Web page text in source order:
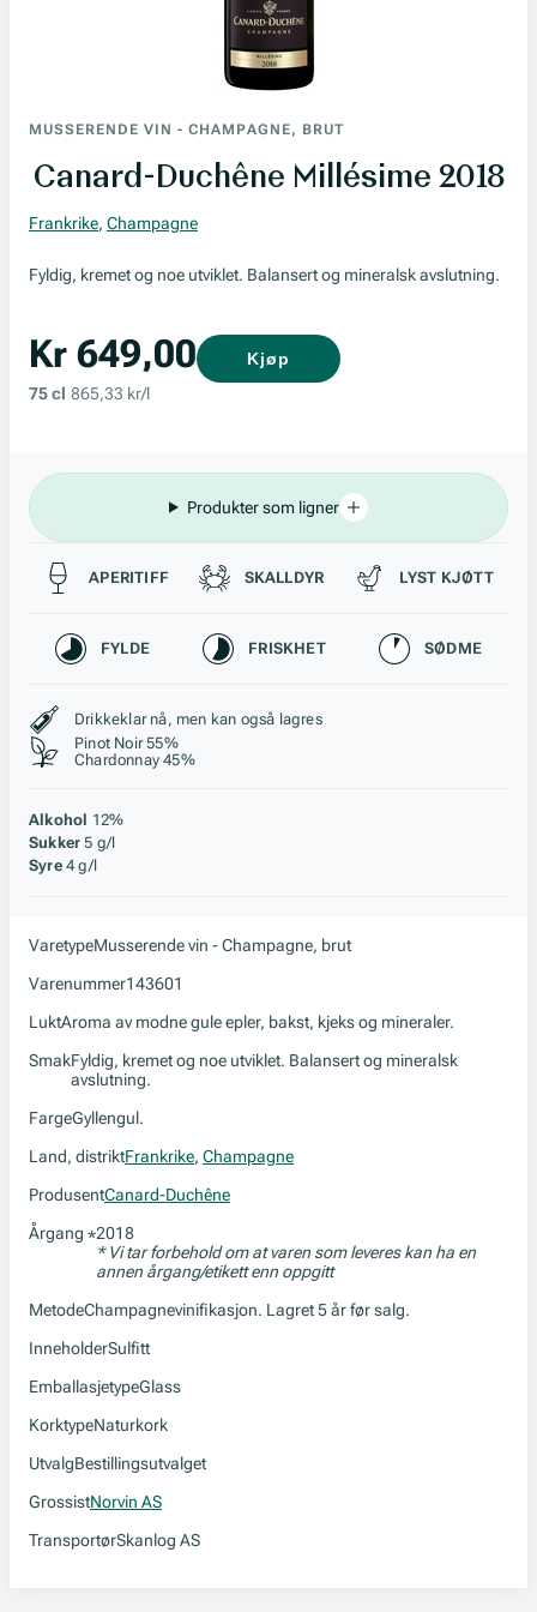
MUSSERENDE VIN - CHAMPAGNE, BRUT
Canard-Duchêne Millésime 2018
Frankrike, Champagne
Fyldig, kremet og noe utviklet. Balansert og mineralsk avslutning.
Kr 649,00
75 cl 865,33 kr/l
Kjøp
Produkter som ligner
Passer til
APERITIFF SKALLDYR LYST KJØTT
Karakteristikk
FYLDE FRISKHET SØDME
Stil, lagring og råstoff
Drikkeklar nå, men kan også lagres
Pinot Noir 55%
Chardonnay 45%
Alkohol 12%
Sukker 5 g/l
Syre 4 g/l
VaretypeMusserende vin - Champagne, brut
Varenummer143601
LuktAroma av modne gule epler, bakst, kjeks og mineraler.
SmakFyldig, kremet og noe utviklet. Balansert og mineralsk
avslutning.
FargeGyllengul.
Land, distriktFrankrike, Champagne
ProdusentCanard-Duchêne
Årgang *2018
* Vi tar forbehold om at varen som leveres kan ha en
annen årgang/etikett enn oppgitt
MetodeChampagnevinifikasjon. Lagret 5 år før salg.
InneholderSulfitt
EmballasjetypeGlass
KorktypeNaturkork
UtvalgBestillingsutvalget
GrossistNorvin AS
TransportørSkanlog AS